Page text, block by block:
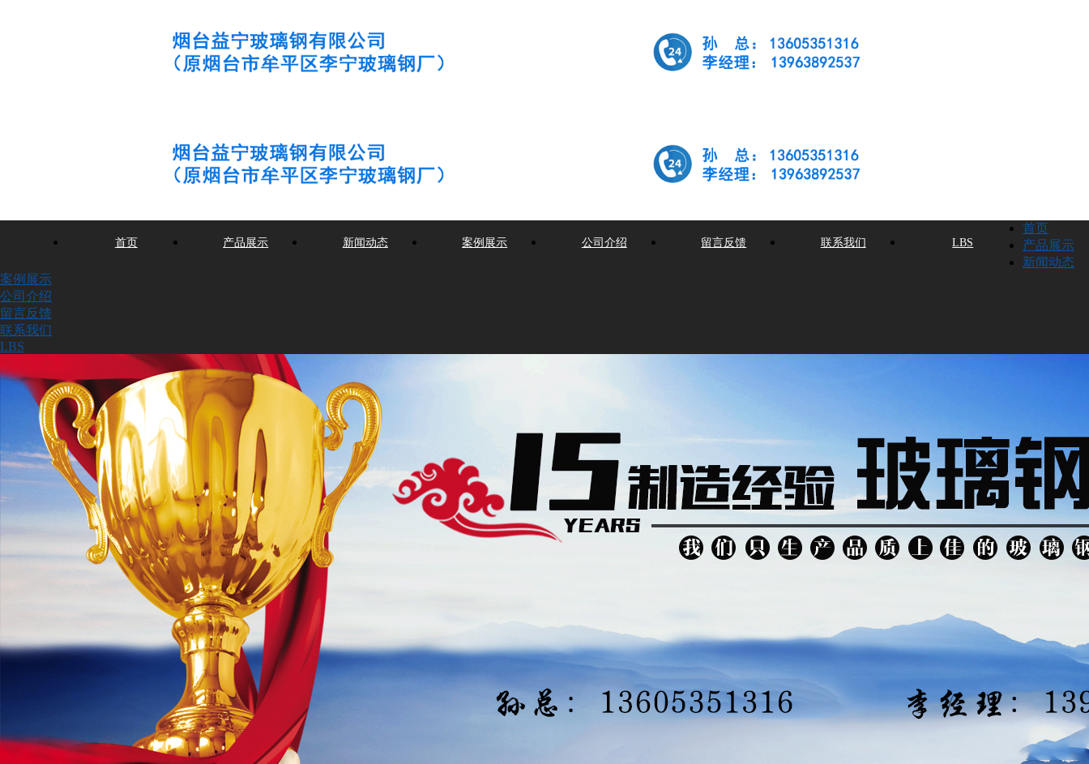
首页 产品展示 新闻动态 案例展示 公司介绍 留言反馈 联系我们 LBS
首页
产品展示
新闻动态
案例展示
公司介绍
留言反馈
联系我们
LBS